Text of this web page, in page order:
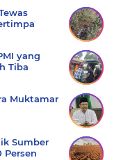
yang
Tiba
Muktamar
Sumber